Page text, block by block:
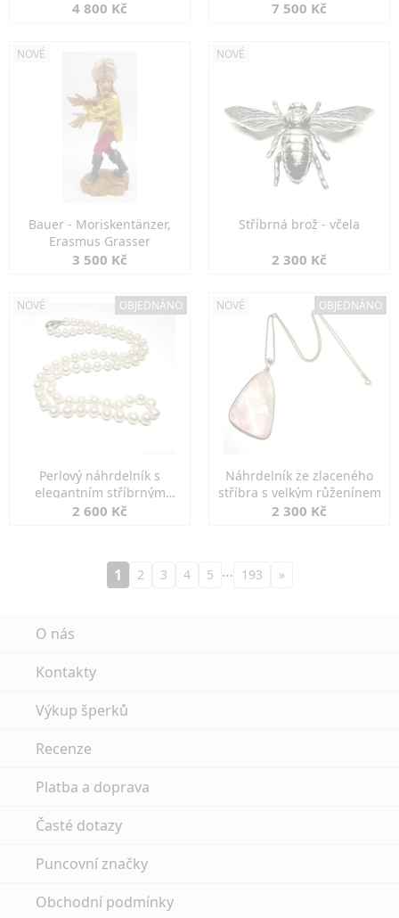
4 800 Kč 7 500 Kč
NOVÉ
Bauer - Moriskentänzer,
Erasmus Grasser
3 500 Kč
NOVÉ
Stříbrná brož - včela
2 300 Kč
NOVÉ OBJEDNÁNO
Perlový náhrdelník s
elegantním stříbrným
zapínáním
2 600 Kč
NOVÉ OBJEDNÁNO
Náhrdelník ze zlaceného
stříbra s velkým růženínem
2 300 Kč
1 2 3 4 5 … 193 »
O nás
Kontakty
Výkup šperků
Recenze
Platba a doprava
Časté dotazy
Puncovní značky
Obchodní podmínky